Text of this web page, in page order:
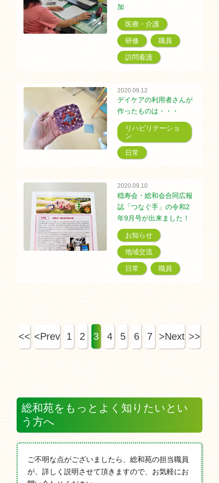
加
医療・介護
研修 職員
訪問看護
2020.09.12
デイケアの利用者さんが
作ったものは・・・
リハビリテーショ
ン
日常
2020.09.10
穏寿会・総和会合同広報
誌「つなぐ手」の令和2
年9月号が出来ました！
お知らせ
地域交流
日常 職員
<< <Prev 1 2 3 4 5 6 7 >Next >>
総和苑をもっとよく知りたいとい
う方へ
ご不明な点がございましたら、総和苑の担当職員
が、詳しく説明させて頂きますので、お気軽にお